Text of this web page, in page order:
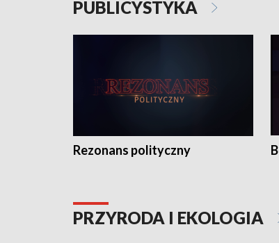
PUBLICYSTYKA
Rezonans polityczny
PRZYRODA I EKOLOGIA